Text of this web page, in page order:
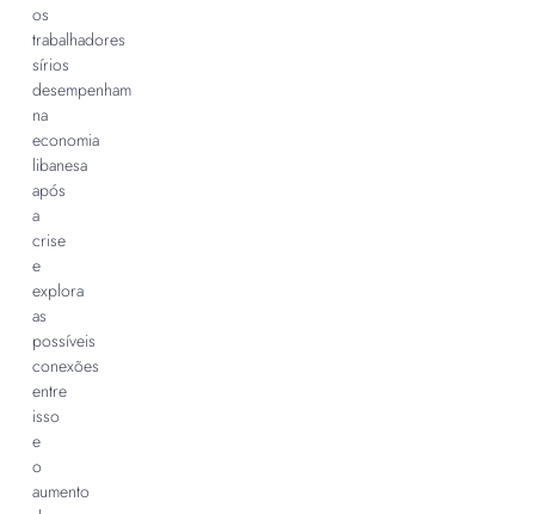
os
trabalhadores
sírios
desempenham
na
economia
libanesa
após
a
crise
e
explora
as
possíveis
conexões
entre
isso
e
o
aumento